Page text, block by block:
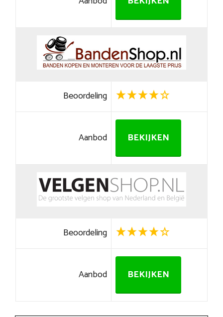
Beoordeling
Aanbod BEKIJKEN
Beoordeling
Aanbod BEKIJKEN